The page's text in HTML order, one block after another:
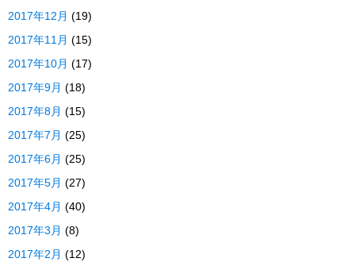
2017年12月 (19)
2017年11月 (15)
2017年10月 (17)
2017年9月 (18)
2017年8月 (15)
2017年7月 (25)
2017年6月 (25)
2017年5月 (27)
2017年4月 (40)
2017年3月 (8)
2017年2月 (12)